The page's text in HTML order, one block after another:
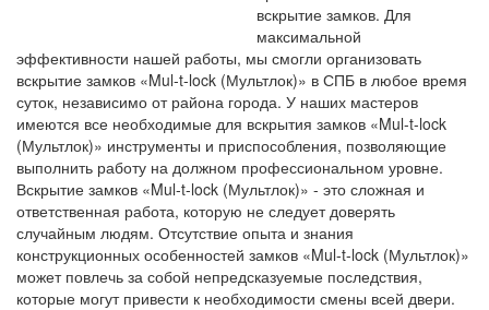
вскрытие замков. Для
максимальной
эффективности нашей работы, мы смогли организовать
вскрытие замков «Mul-t-lock (Мультлок)» в СПБ в любое время
суток, независимо от района города. У наших мастеров
имеются все необходимые для вскрытия замков «Mul-t-lock
(Мультлок)» инструменты и приспособления, позволяющие
выполнить работу на должном профессиональном уровне.
Вскрытие замков «Mul-t-lock (Мультлок)» - это сложная и
ответственная работа, которую не следует доверять
случайным людям. Отсутствие опыта и знания
конструкционных особенностей замков «Mul-t-lock (Мультлок)»
может повлечь за собой непредсказуемые последствия,
которые могут привести к необходимости смены всей двери.